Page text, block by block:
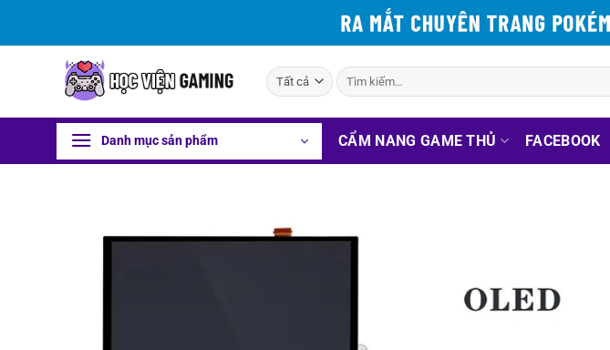
Tìm
kiếm:
Danh mục sản phẩm CẨM NANG GAME THỦ FACEBOOK